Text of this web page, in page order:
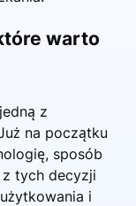
warto
z
na początku
sposób
tych decyzji
i